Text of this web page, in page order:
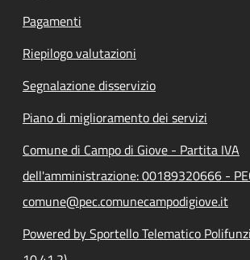
Pagamenti
Riepilogo valutazioni
Segnalazione disservizio
Piano di miglioramento dei servizi
Comune di Campo di Giove - Partita IVA
dell'amministrazione: 00189320666 -
comune@pec.comunecampodigiove.it
Powered by Sportello Telematico